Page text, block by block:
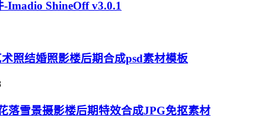
Imadio ShineOff v3.0.1
照结婚照影楼后期合成psd素材模板
落雪景摄影楼后期特效合成JPG免抠素材